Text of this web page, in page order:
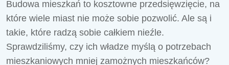
Budowa mieszkań to kosztowne przedsięwzięcie, na
które wiele miast nie może sobie pozwolić. Ale są i
takie, które radzą sobie całkiem nieźle.
Sprawdziliśmy, czy ich władze myślą o potrzebach
mieszkaniowych mniej zamożnych mieszkańców?